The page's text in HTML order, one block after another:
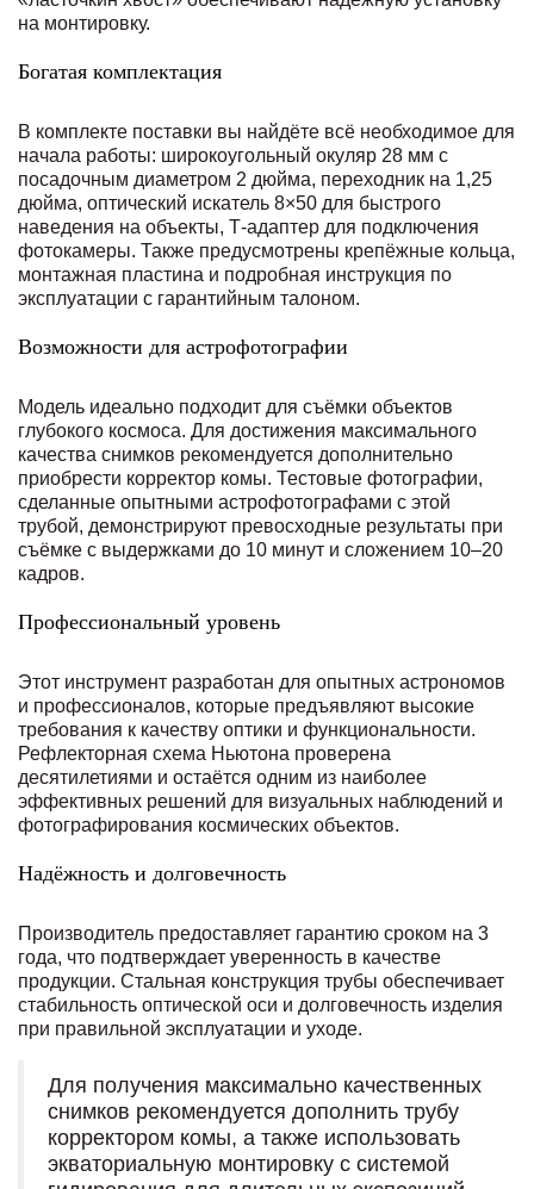
на монтировку.
Богатая комплектация
В комплекте поставки вы найдёте всё необходимое для
начала работы: широкоугольный окуляр 28 мм с
посадочным диаметром 2 дюйма, переходник на 1,25
дюйма, оптический искатель 8×50 для быстрого
наведения на объекты, Т-адаптер для подключения
фотокамеры. Также предусмотрены крепёжные кольца,
монтажная пластина и подробная инструкция по
эксплуатации с гарантийным талоном.
Возможности для астрофотографии
Модель идеально подходит для съёмки объектов
глубокого космоса. Для достижения максимального
качества снимков рекомендуется дополнительно
приобрести корректор комы. Тестовые фотографии,
сделанные опытными астрофотографами с этой
трубой, демонстрируют превосходные результаты при
съёмке с выдержками до 10 минут и сложением 10–20
кадров.
Профессиональный уровень
Этот инструмент разработан для опытных астрономов
и профессионалов, которые предъявляют высокие
требования к качеству оптики и функциональности.
Рефлекторная схема Ньютона проверена
десятилетиями и остаётся одним из наиболее
эффективных решений для визуальных наблюдений и
фотографирования космических объектов.
Надёжность и долговечность
Производитель предоставляет гарантию сроком на 3
года, что подтверждает уверенность в качестве
продукции. Стальная конструкция трубы обеспечивает
стабильность оптической оси и долговечность изделия
при правильной эксплуатации и уходе.
Для получения максимально качественных
снимков рекомендуется дополнить трубу
корректором комы, а также использовать
экваториальную монтировку с системой